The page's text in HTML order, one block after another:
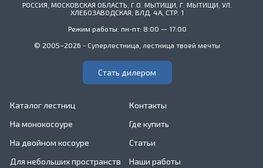
РОССИЯ, МОСКОВСКАЯ ОБЛАСТЬ, Г.О. МЫТИЩИ, Г. МЫТИЩИ, УЛ.
ХЛЕБОЗАВОДСКАЯ, ВЛД. 4А, СТР. 1
Режим работы: пн-пт: 8:00 — 17:00
© 2005–2026 - Суперлестница, лестница твоей мечты
Стать дилером
Каталог лестниц
На монокосоуре
На двойном косоуре
Для небольших пространств
Контакты
Где купить
Статьи
Наши работы